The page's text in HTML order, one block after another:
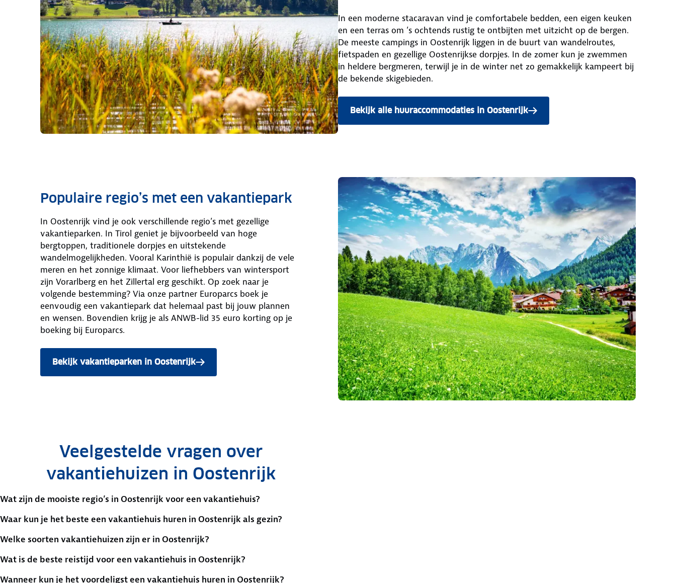
In een moderne stacaravan vind je comfortabele bedden, een eigen keuken
en een terras om ’s ochtends rustig te ontbijten met uitzicht op de bergen.
De meeste campings in Oostenrijk liggen in de buurt van wandelroutes,
fietspaden en gezellige Oostenrijkse dorpjes. In de zomer kun je zwemmen
in heldere bergmeren, terwijl je in de winter net zo gemakkelijk kampeert bij
de bekende skigebieden.
Bekijk alle huuraccommodaties in Oostenrijk
Populaire regio’s met een vakantiepark
In Oostenrijk vind je ook verschillende regio’s met gezellige
vakantieparken. In Tirol geniet je bijvoorbeeld van hoge
bergtoppen, traditionele dorpjes en uitstekende
wandelmogelijkheden. Vooral Karinthië is populair dankzij de vele
meren en het zonnige klimaat. Voor liefhebbers van wintersport
zijn Vorarlberg en het Zillertal erg geschikt. Op zoek naar je
volgende bestemming? Via onze partner Europarcs boek je
eenvoudig een vakantiepark dat helemaal past bij jouw plannen
en wensen. Bovendien krijg je als ANWB-lid 35 euro korting op je
boeking bij Europarcs.
Bekijk vakantieparken in Oostenrijk
Veelgestelde vragen over
vakantiehuizen in Oostenrijk
Wat zijn de mooiste regio’s in Oostenrijk voor een vakantiehuis?
Waar kun je het beste een vakantiehuis huren in Oostenrijk als gezin?
Welke soorten vakantiehuizen zijn er in Oostenrijk?
Wat is de beste reistijd voor een vakantiehuis in Oostenrijk?
Wanneer kun je het voordeligst een vakantiehuis huren in Oostenrijk?